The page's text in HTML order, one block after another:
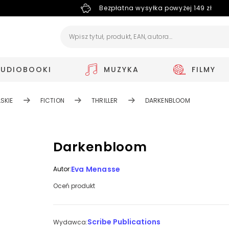
Bezpłatna wysyłka powyżej 149 zł
MUZYKA FILMY
FICTION THRILLER DARKENBLOOM
Darkenbloom
Autor:Eva Menasse
Oceń produkt
Wydawca:Scribe Publications